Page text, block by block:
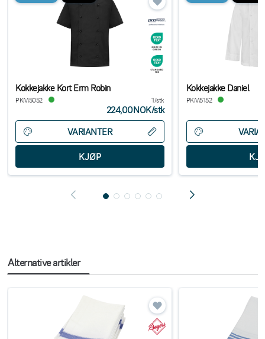
Kokkejakke Kort Erm Robin
PKM5052 1/stk
224,00NOK/stk
VARIANTER
Kokkejakke Daniel
PKM5152
Alternative artikler